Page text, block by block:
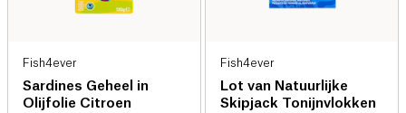
Fish4ever
Sardines Geheel in
Olijfolie Citroen
Fish4ever
Lot van Natuurlijke
Skipjack Tonijnvlokken